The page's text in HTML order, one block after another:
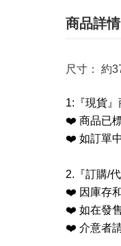
商品詳情
尺寸： 約
1: 『現貨
❤️ 商品已
❤️ 如訂單
2. 『訂購/
❤️ 因庫存
❤️ 如在發
❤️ 介意者